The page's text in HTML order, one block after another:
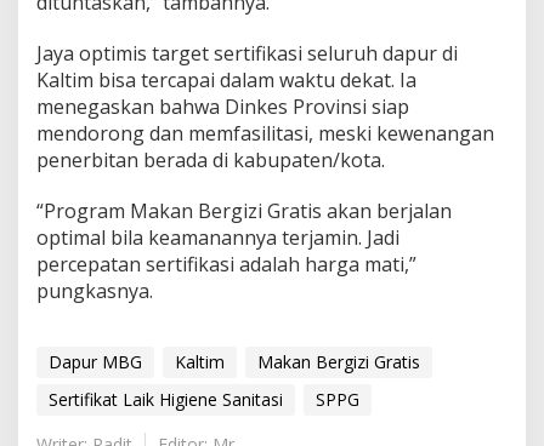
Jaya optimis target sertifikasi seluruh dapur di
Kaltim bisa tercapai dalam waktu dekat. Ia
menegaskan bahwa Dinkes Provinsi siap
mendorong dan memfasilitasi, meski kewenangan
penerbitan berada di kabupaten/kota.
“Program Makan Bergizi Gratis akan berjalan
optimal bila keamanannya terjamin. Jadi
percepatan sertifikasi adalah harga mati,”
pungkasnya.
Dapur MBG Kaltim
Makan Bergizi Gratis
Sertifikat Laik Higiene Sanitasi
SPPG